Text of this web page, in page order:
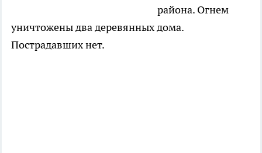
района. Огнем
уничтожены два деревянных дома.
Пострадавших нет.